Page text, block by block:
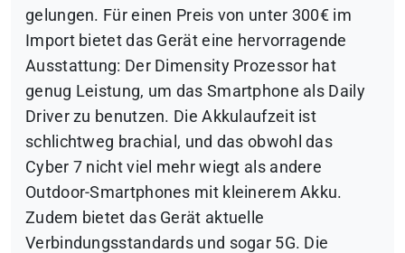
gelungen. Für einen Preis von unter 300€ im
Import bietet das Gerät eine hervorragende
Ausstattung: Der Dimensity Prozessor hat
genug Leistung, um das Smartphone als Daily
Driver zu benutzen. Die Akkulaufzeit ist
schlichtweg brachial, und das obwohl das
Cyber 7 nicht viel mehr wiegt als andere
Outdoor-Smartphones mit kleinerem Akku.
Zudem bietet das Gerät aktuelle
Verbindungsstandards und sogar 5G. Die